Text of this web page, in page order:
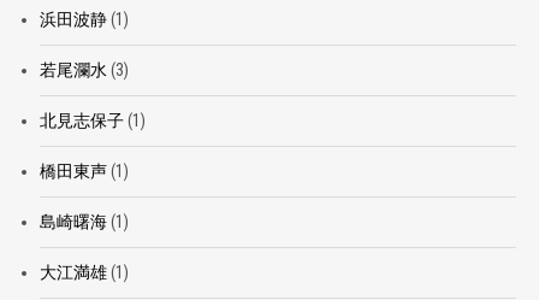
浜田波静(1)
若尾瀾水 (3)
北見志保子(1)
橋田東声(1)
島崎曙海(1)
大江満雄(1)